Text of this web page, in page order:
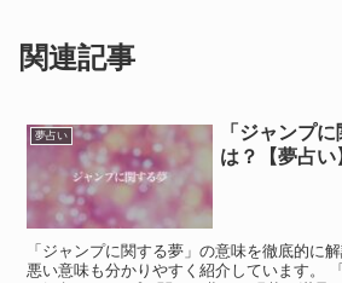
関連記事
夢占い
「ジャンプ
は？【夢占
「ジャンプに関する夢」の意味を徹底的に
悪い意味も分かりやすく紹介しています。